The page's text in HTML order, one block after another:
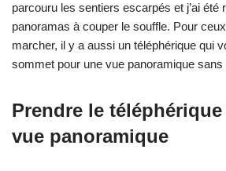
parcouru les sentiers escarpés et j’ai été
panoramas à couper le souffle. Pour
marcher, il y a aussi un téléphérique qui
sommet pour une vue panoramique sans
Prendre le
vue panoramique